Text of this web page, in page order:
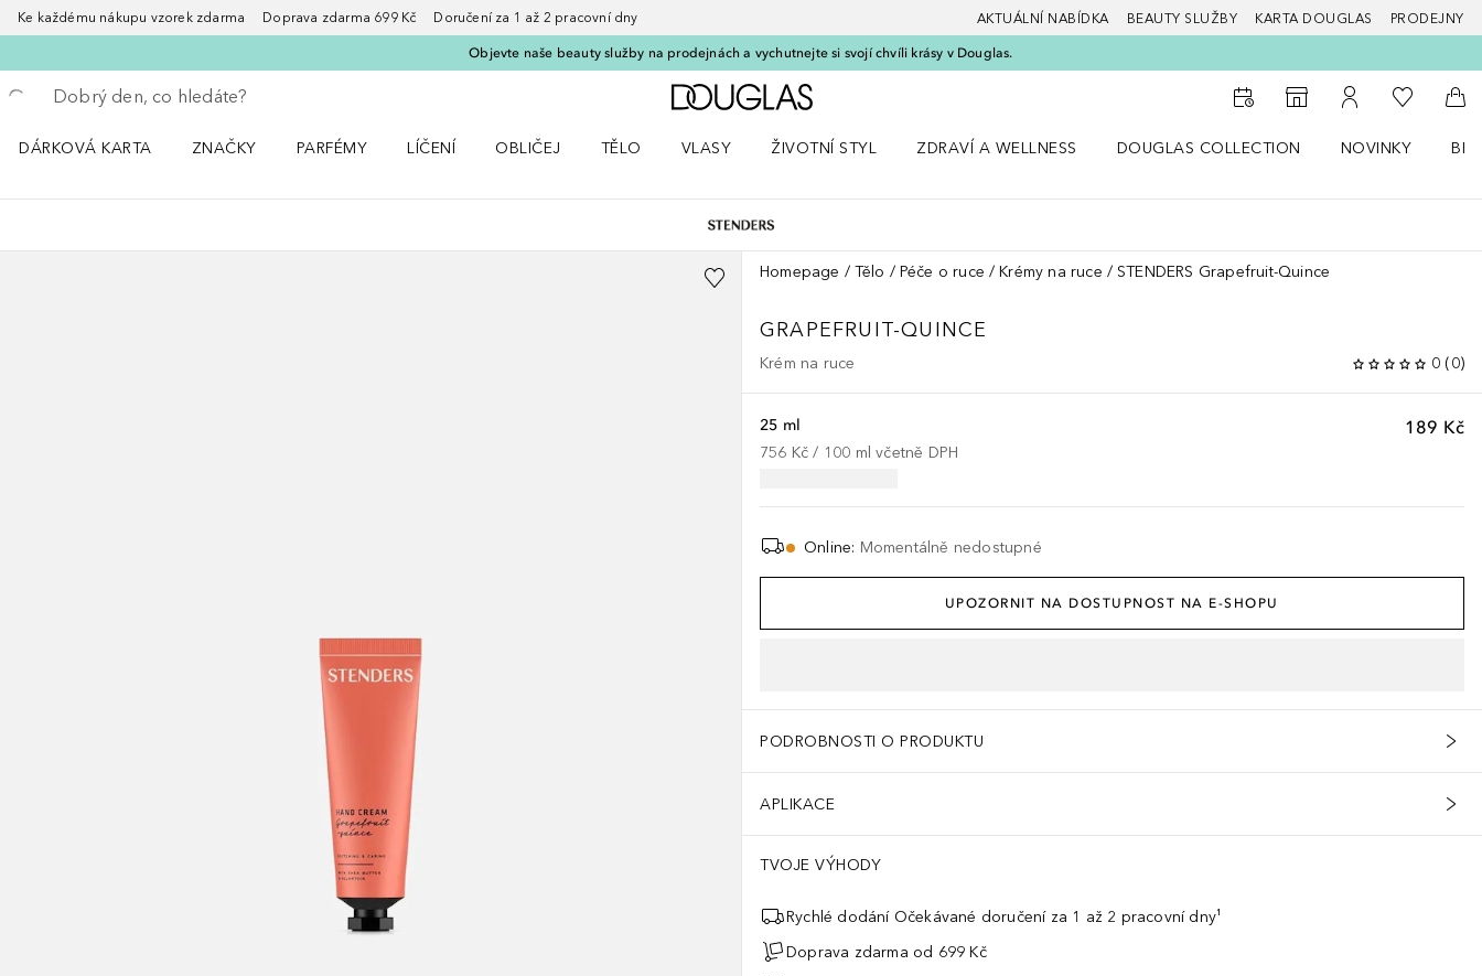
Ke každému nákupu vzorek zdarma Doprava zdarma 699 Kč Doručení za 1 až 2 pracovní dny AKTUÁLNÍ NABÍDKA BEAUTY SLUŽBY KARTA DOUGLAS PRODEJNY
Objevte naše beauty služby na prodejnách a vychutnejte si svojí chvíli krásy v Douglas.
Vraťte se
Proveďte vyhledávání
Domů
K vyhledávači prodejen
K mému účtu
K mému
Do
DÁRKOVÁ KARTA
ZNAČKY
PARFÉMY
LÍČENÍ
OBLIČEJ
TĚLO
VLASY
ŽIVOTNÍ STYL
ZDRAVÍ A WELLNESS
DOUGLAS COLLECTION
NOVINKY
Homepage Tělo Péče o ruce Krémy na ruce STENDERS Grapefruit-Quince
GRAPEFRUIT-QUINCE
Krém na ruce 0 (0)
189 Kč
25 ml
756 Kč / 100 ml včetně DPH
Online: Momentálně nedostupné
UPOZORNIT NA DOSTUPNOST NA E-SHOPU
PODROBNOSTI O PRODUKTU
APLIKACE
TVOJE VÝHODY
Rychlé dodání Očekávané doručení za 1 až 2 pracovní dny¹
Doprava zdarma od 699 Kč